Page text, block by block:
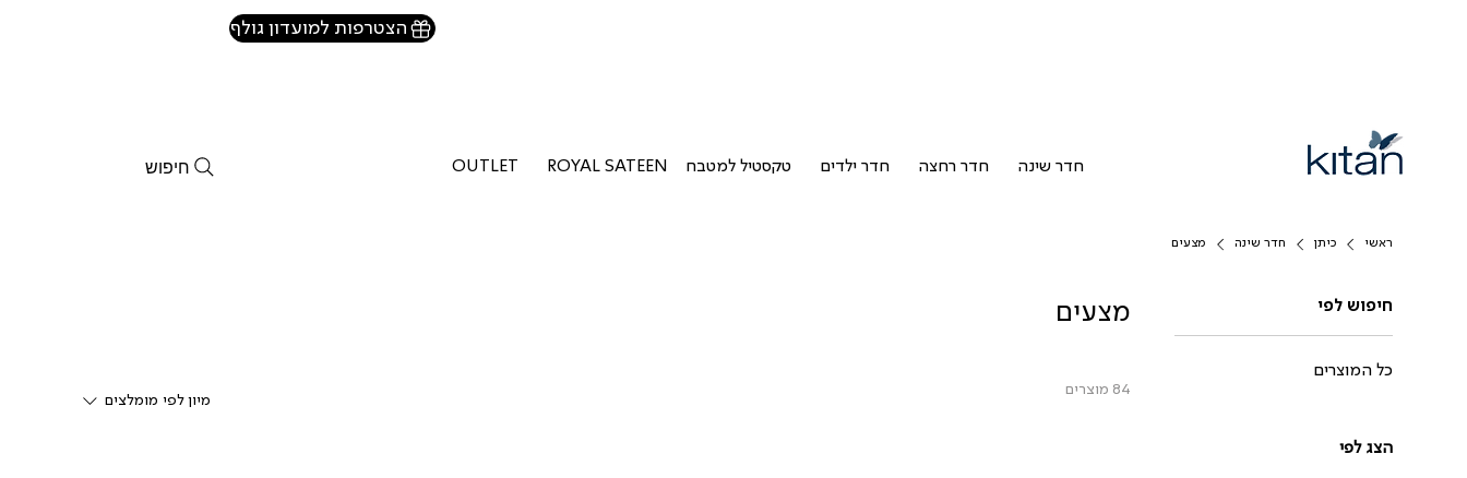
חדר שינה חדר רחצה חדר ילדים טקסטיל למטבח ROYAL SATEEN
OUTLET חיפוש
הצטרפות למועדון גולף
ראשי כיתן חדר שינה מצעים
חיפוש לפי
כל המוצרים
הצג לפי
מצעים
84 מוצרים
מיון לפי מומלצים